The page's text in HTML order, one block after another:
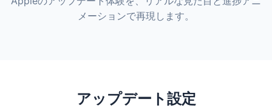
メーションで再現します。
アップデート設定